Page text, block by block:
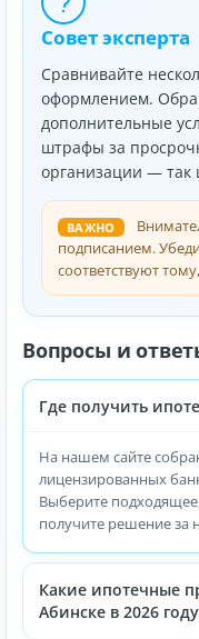
Совет эксперта
Сравнивайте
оформлением.
дополнительные
штрафы за
организации —
ВАЖНО
подписанием.
соответствуют
Вопросы и
Где получить
На нашем сайте
лицензированных
Выберите
получите решение за
Какие ипотечные
Абинске в 2026